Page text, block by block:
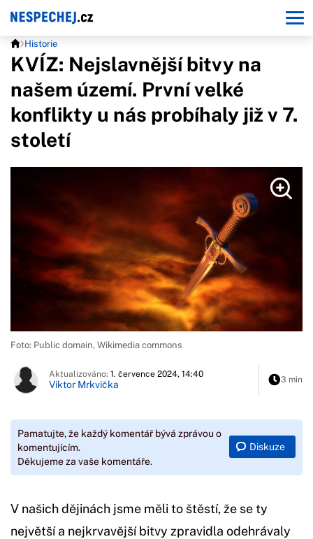
Historie
KVÍZ: Nejslavnější bitvy na
našem území. První velké
konflikty u nás probíhaly již v 7.
století
Foto: Public domain, Wikimedia commons
Aktualizováno: 1. července 2024, 14:40
Viktor Mrkvička 3 min
Pamatujte, že každý komentář bývá zprávou o
komentujícím.
Děkujeme za vaše komentáře.
Diskuze
V našich dějinách jsme měli to štěstí, že se ty
největší a nejkrvavější bitvy zpravidla odehrávaly